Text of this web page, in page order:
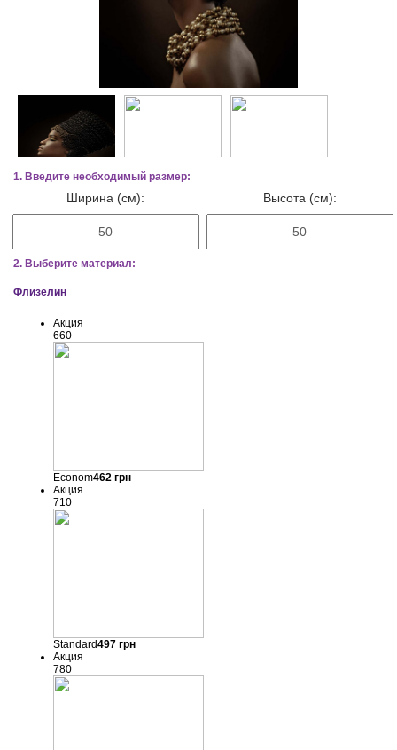
1. Введите необходимый размер:
Ширина (см): Высота (см):
2. Выберите материал:
Флизелин
Акция
660
Econom462грн
Акция
710
Standard497грн
Акция
780